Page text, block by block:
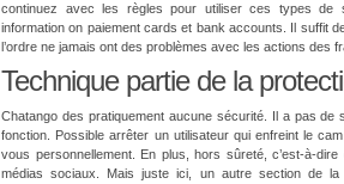
continuez avec les règles pour utiliser ces types de
information on paiement cards et bank accounts. Il suffit
l’ordre ne jamais ont des problèmes avec les actions des
Technique partie de la
Chatango des pratiquement aucune sécurité. Il a pas
fonction. Possible arrêter un utilisateur qui enfreint le
vous personnellement. En plus, hors sûreté, c’est-à-
médias sociaux. Mais juste ici, un autre section de